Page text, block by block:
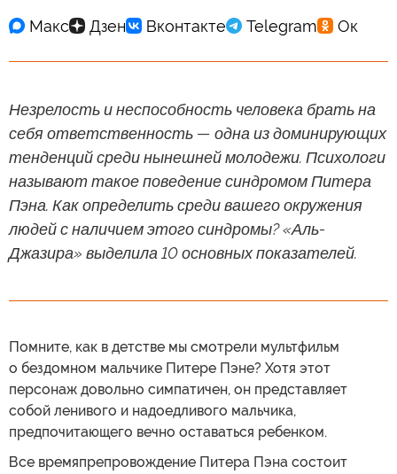
Незрелость и неспособность человека брать на
себя ответственность — одна из доминирующих
тенденций среди нынешней молодежи. Психологи
называют такое поведение синдромом Питера
Пэна. Как определить среди вашего окружения
людей с наличием этого синдромы? «Аль-
Джазира» выделила 10 основных показателей.
Помните, как в детстве мы смотрели мультфильм
о бездомном мальчике Питере Пэне? Хотя этот
персонаж довольно симпатичен, он представляет
собой ленивого и надоедливого мальчика,
предпочитающего вечно оставаться ребенком.
Все времяпрепровождение Питера Пэна состоит